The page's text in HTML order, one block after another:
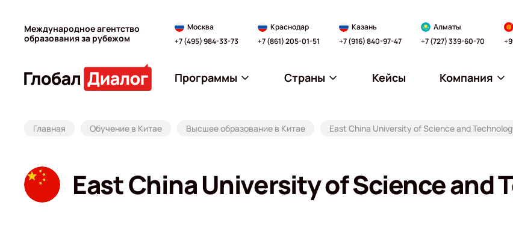
Международное агентство
образования за рубежом
Москва
+7 (495) 984-33-73
Краснодар
+7 (861) 205-01-51
Казань
+7 (916) 840-97-47
Алматы
+7 (727) 339-60-70
Программы Страны Кейсы Компания
Главная Обучение в Китае Высшее образование в Китае East China University of Science and
East China University of Science and